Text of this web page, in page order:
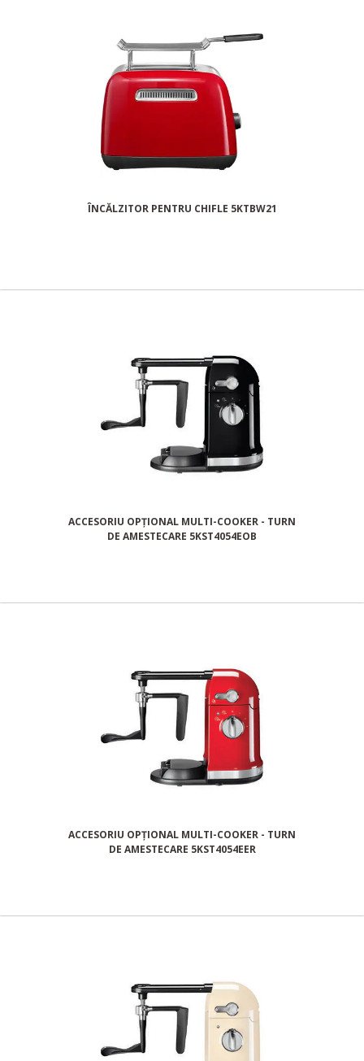
ÎNCĂLZITOR PENTRU CHIFLE 5KTBW21
ACCESORIU OPȚIONAL MULTI-COOKER - TURN
DE AMESTECARE 5KST4054EOB
ACCESORIU OPȚIONAL MULTI-COOKER - TURN
DE AMESTECARE 5KST4054EER